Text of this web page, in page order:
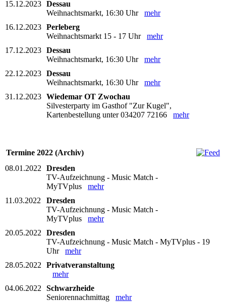
15.12.2023 Dessau
Weihnachtsmarkt, 16:30 Uhr mehr
16.12.2023 Perleberg
Weihnachtsmarkt 15 - 17 Uhr mehr
17.12.2023 Dessau
Weihnachtsmarkt, 16:30 Uhr mehr
22.12.2023 Dessau
Weihnachtsmarkt, 16:30 Uhr mehr
31.12.2023 Wiedemar OT Zwochau
Silvesterparty im Gasthof "Zur Kugel",
Kartenbestellung unter 034207 72166 mehr
Termine 2022 (Archiv)
08.01.2022
Dresden
TV-Aufzeichnung - Music Match -
MyTVplus mehr
11.03.2022
Dresden
TV-Aufzeichnung - Music Match -
MyTVplus mehr
20.05.2022
Dresden
TV-Aufzeichnung - Music Match - MyTVplus - 19
Uhr mehr
28.05.2022
Privatveranstaltung
mehr
04.06.2022
Schwarzheide
Seniorennachmittag mehr